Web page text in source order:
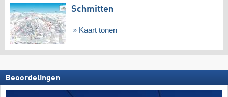
Schmitten
Kaart tonen
Beoordelingen